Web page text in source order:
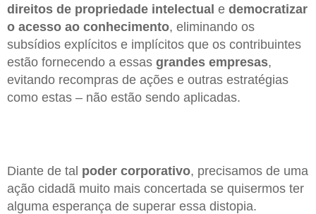
direitos de propriedade intelectual e democratizar
o acesso ao conhecimento, eliminando os
subsídios explícitos e implícitos que os contribuintes
estão fornecendo a essas grandes empresas,
evitando recompras de ações e outras estratégias
como estas ​​– não estão sendo aplicadas.
Diante de tal poder corporativo, precisamos de uma
ação cidadã muito mais concertada se quisermos ter
alguma esperança de superar essa distopia.